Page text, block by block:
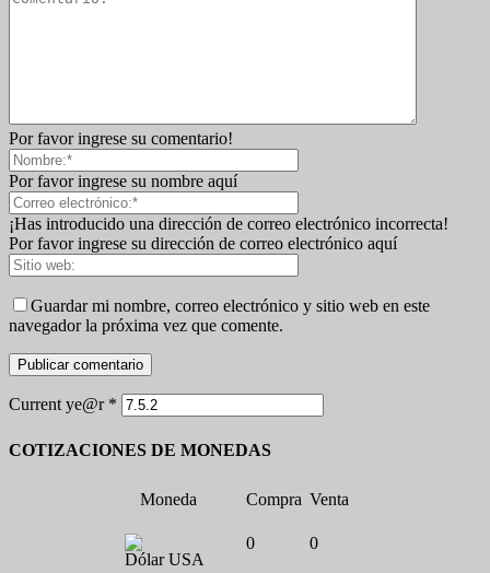
Por favor ingrese su comentario!
Por favor ingrese su nombre aquí
¡Has introducido una dirección de correo electrónico incorrecta!
Por favor ingrese su dirección de correo electrónico aquí
Guardar mi nombre, correo electrónico y sitio web en este
navegador la próxima vez que comente.
Current ye@r *
COTIZACIONES DE MONEDAS
Moneda Compra Venta
Dólar USA
0 0